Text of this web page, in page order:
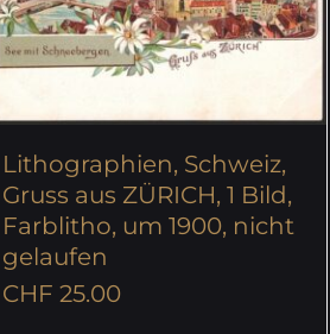
Lithographien, Schweiz,
Gruss aus ZÜRICH, 1 Bild,
Farblitho, um 1900, nicht
gelaufen
CHF 25.00